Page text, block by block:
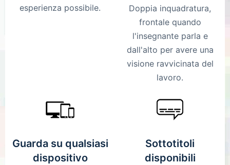
esperienza possibile.
Doppia inquadratura,
frontale quando
l'insegnante parla e
dall'alto per avere una
visione ravvicinata del
lavoro.
Guarda su qualsiasi
dispositivo
Sottotitoli
disponibili